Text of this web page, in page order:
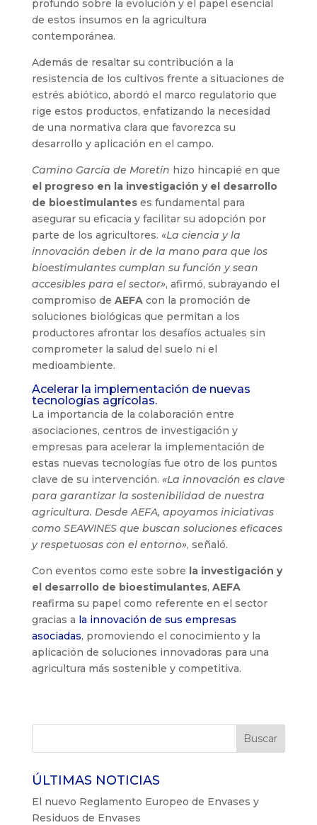
profundo sobre la evolución y el papel esencial
de estos insumos en la agricultura
contemporánea.
Además de resaltar su contribución a la
resistencia de los cultivos frente a situaciones de
estrés abiótico, abordó el marco regulatorio que
rige estos productos, enfatizando la necesidad
de una normativa clara que favorezca su
desarrollo y aplicación en el campo.
Camino García de Moretín hizo hincapié en que
el progreso en la investigación y el desarrollo
de bioestimulanteses fundamental para
asegurar su eficacia y facilitar su adopción por
parte de los agricultores. «La ciencia y la
innovación deben ir de la mano para que los
bioestimulantes cumplan su función y sean
accesibles para el sector», afirmó, subrayando el
compromiso de AEFAcon la promoción de
soluciones biológicas que permitan a los
productores afrontar los desafíos actuales sin
comprometer la salud del suelo ni el
medioambiente.
Acelerar la implementación de nuevas
tecnologías agrícolas.
La importancia de la colaboración entre
asociaciones, centros de investigación y
empresas para acelerar la implementación de
estas nuevas tecnologías fue otro de los puntos
clave de su intervención. «La innovación es clave
para garantizar la sostenibilidad de nuestra
agricultura. Desde AEFA, apoyamos iniciativas
como SEAWINESque buscan soluciones eficaces
y respetuosas con el entorno», señaló.
Con eventos como este sobre la investigación y
el desarrollo de bioestimulantes, AEFA
reafirma su papel como referente en el sector
gracias a la innovación de sus empresas
asociadas, promoviendo el conocimiento y la
aplicación de soluciones innovadoras para una
agricultura más sostenible y competitiva.
ÚLTIMAS NOTICIAS
El nuevo Reglamento Europeo de Envases y
Residuos de Envases